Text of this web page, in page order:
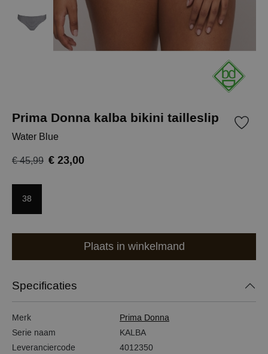
Prima Donna kalba bikini tailleslip
Water Blue
€ 45,99 € 23,00
38
Plaats in winkelmand
Specificaties
Merk
Prima Donna
Serie naam
KALBA
Leveranciercode
4012350